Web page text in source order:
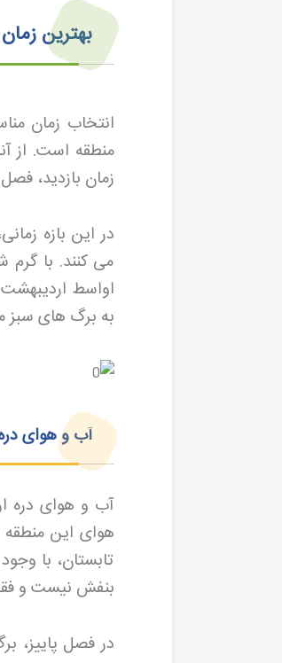
بهترین
انتخاب زمان
منطقه است. از
زمان بازدید،
در این بازه
می کنند. با
اواسط
به برگ های سبز
آب و هوای
آب و هوای دره
هوای این منطقه
تابستان، با
بنفش نیست و
در فصل پاییز،